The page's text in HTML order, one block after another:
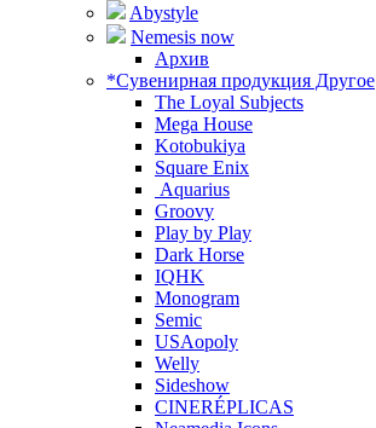
Abystyle
Nemesis now
Архив
*Сувенирная продукция Другое
The Loyal Subjects
Mega House
Kotobukiya
Square Enix
Aquarius
Groovy
Play by Play
Dark Horse
IQHK
Monogram
Semic
USAopoly
Welly
Sideshow
CINERÉPLICAS